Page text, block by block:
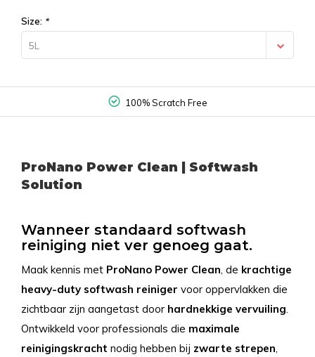
Size: *
5L
100% Scratch Free
ProNano Power Clean | Softwash
Solution
Wanneer standaard softwash
reiniging niet ver genoeg gaat.
Maak kennis met ProNano Power Clean, de krachtige
heavy-duty softwash reiniger voor oppervlakken die
zichtbaar zijn aangetast door hardnekkige vervuiling.
Ontwikkeld voor professionals die maximale
reinigingskracht nodig hebben bij zwarte strepen,